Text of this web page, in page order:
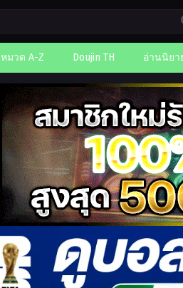
หมวด A-Z Doujin TH อ่านนิยา